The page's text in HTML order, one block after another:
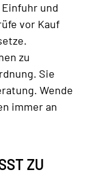
und
vor Kauf
zu
Sie
Wende
immer an
ZU